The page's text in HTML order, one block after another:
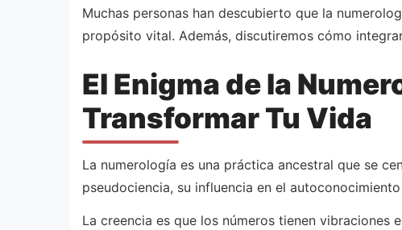
Muchas personas han descubierto que la
propósito vital. Además, discutiremos cómo
El Enigma de la
Transformar Tu Vida
La numerología es una práctica ancestral que se
pseudociencia, su influencia en el
La creencia es que los números tienen vibraciones